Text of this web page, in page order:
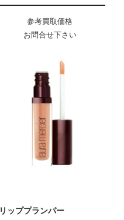
参考買取価格
お問合せ下さい
リッププランパー